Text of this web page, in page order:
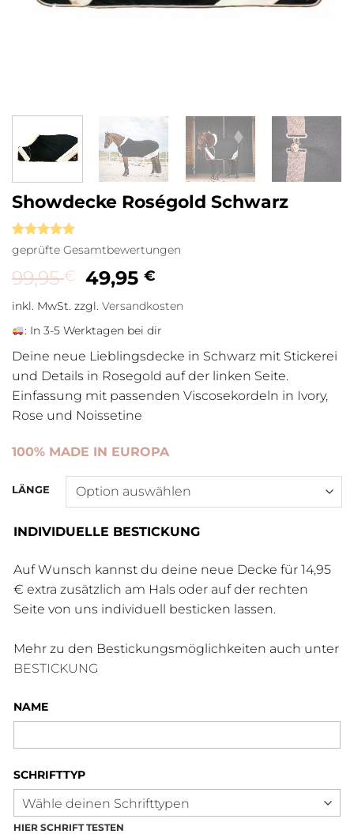
Showdecke Roségold Schwarz
Bewertet
mit
5, basierend
auf
2
geprüfte Gesamtbewertungen
99,95€ Ursprünglicher Preis war:
49,95€
inkl. MwSt. zzgl. Versandkosten
: In 3-5 Werktagen bei dir
Deine neue Lieblingsdecke in Schwarz mit Stickerei
und Details in Rosegold auf der linken Seite.
Einfassung mit passenden Viscosekordeln in Ivory,
Rose und Noissetine
100% MADE IN EUROPA
LÄNGE
INDIVIDUELLE BESTICKUNG
Auf Wunsch kannst du deine neue Decke für 14,95
€ extra zusätzlich am Hals oder auf der rechten
Seite von uns individuell besticken lassen.
Mehr zu den Bestickungsmöglichkeiten auch unter
BESTICKUNG
NAME
SCHRIFTTYP
HIER SCHRIFT TESTEN